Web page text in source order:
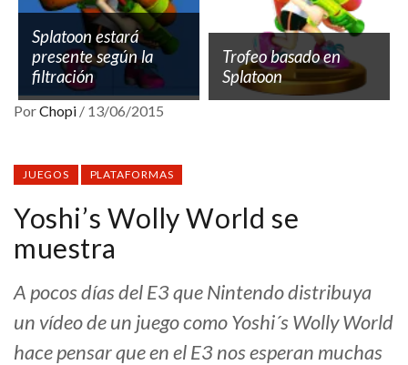
Splatoon estará
presente según la
filtración
Trofeo basado en
Splatoon
PorChopi / 13/06/2015
JUEGOS PLATAFORMAS
Yoshi’s Wolly World se
muestra
A pocos días del E3 que Nintendo distribuya
un vídeo de un juego como Yoshi´s Wolly World
hace pensar que en el E3 nos esperan muchas